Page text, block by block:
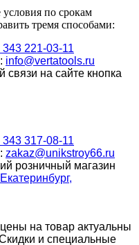
по срокам
тремя способами:
343 221-03-11
info@vertatools.ru
на сайте кнопка
343 317-08-11
zakaz@unikstroy66.ru
розничный магазин
на товар актуальны
и специальные